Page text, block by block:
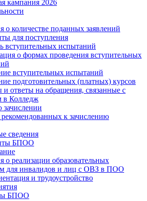
кампания 2026
о количестве поданных заявлений
для поступления
вступительных испытаний
о формах проведения вступительных
вступительных испытаний
подготовительных (платных) курсов
ответы на обращения, связанные с
в Колледж
зачислении
к зачислению
сведения
БПОО
о реализации образовательных
для инвалидов и лиц с ОВЗ в ПОО
и трудоустройство
БПОО